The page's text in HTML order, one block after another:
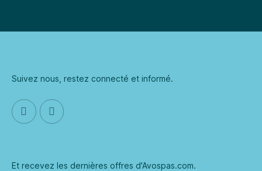
Suivez nous, restez connecté et informé.
Et recevez les dernières offres d'Avospas.com.